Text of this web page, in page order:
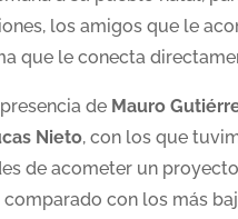
los amigos que le
que le conecta
de Mauro
Nieto, con los que
de acometer un
con los más